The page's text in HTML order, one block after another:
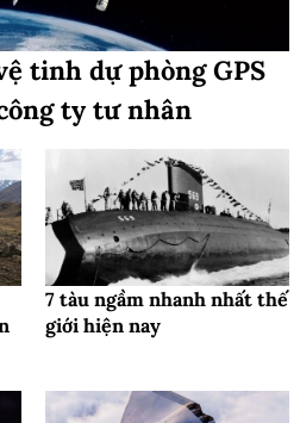
tinh dự phòng GPS
ty tư nhân
7 tàu ngầm nhanh nhất thế
giới hiện nay